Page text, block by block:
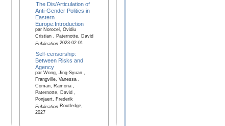
The Dis/Articulation of
Anti-Gender Politics in
Eastern
Europe:Introduction
par Norocel, Ovidiu
Cristian , Paternotte, David
Publication2023-02-01
Self-censorship:
Between Risks and
Agency
par Wong, Jing-Syuan ,
Frangville, Vanessa ,
Coman, Ramona ,
Paternotte, David ,
Ponjaert, Frederik
PublicationRoutledge,
2027